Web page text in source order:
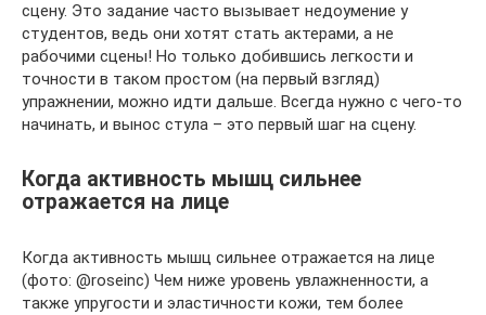
сцену. Это задание часто вызывает недоумение у
студентов, ведь они хотят стать актерами, а не
рабочими сцены! Но только добившись легкости и
точности в таком простом (на первый взгляд)
упражнении, можно идти дальше. Всегда нужно с чего-то
начинать, и вынос стула – это первый шаг на сцену.
Когда активность мышц сильнее
отражается на лице
Когда активность мышц сильнее отражается на лице
(фото: @roseinc) Чем ниже уровень увлажненности, а
также упругости и эластичности кожи, тем более